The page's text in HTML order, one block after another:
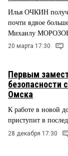
Илья ОЧКИН
почти вдвое
Михаилу
20 марта 17:30
Первым
безопасности
Омска
К работе в новой
приступит в
28 декабря 17:30